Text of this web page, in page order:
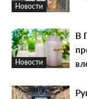
Новости
Новости
В